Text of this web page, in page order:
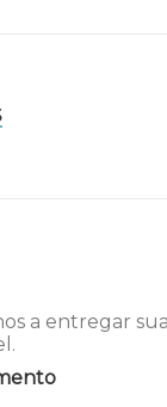
a entregar